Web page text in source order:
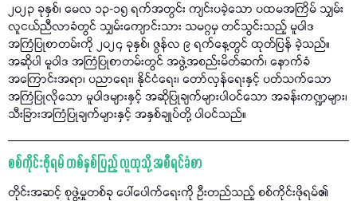
၂၀၂၃ ခုနှစ်၊ မေလ ၁၃-၁၅ ရက်အတွင်း ကျင်းပခဲ့သော ပထမအကြိမ် သျှမ်း
လူငယ်ညီလာခံတွင် သျှမ်းကျောင်းသား သမဂ္ဂမှ တင်သွင်းသည့် မူဝါဒ
အကြံပြုစာတမ်းကို ၂၀၂၄ ခုနှစ်၊ ဇွန်လ ၉ ရက်နေ့တွင် ထုတ်ပြန် ခဲ့သည်။
အဆိုပါ မူဝါဒ အကြံပြုစာတမ်းတွင် အဖွဲ့အစည်းမိတ်ဆက်၊ နောက်ခံ
အကြောင်းအရာ၊ ပညာရေး၊ နိုင်ငံရေး၊ တော်လှန်ရေးနှင့် ပတ်သက်သော
အကြံပြုလိုသော မူဝါဒများနှင့် အဆိုပြုချက်များပါဝင်သော အခန်းကဏ္ဍများ၊
သီးခြားအကြံပြုချက်များနှင့် အနှစ်ချုပ်တို့ ပါဝင်သည်။
စစ်ကိုင်းဖိုရမ် တစ်နှစ်ပြည့် လူထုသို့ အစီရင်ခံစာ
တိုင်းအဆင့် စုဖွဲ့မှုတစ်ခု ပေါ်ပေါက်ရေးကို ဦးတည်သည့် စစ်ကိုင်းဖိုရမ်၏